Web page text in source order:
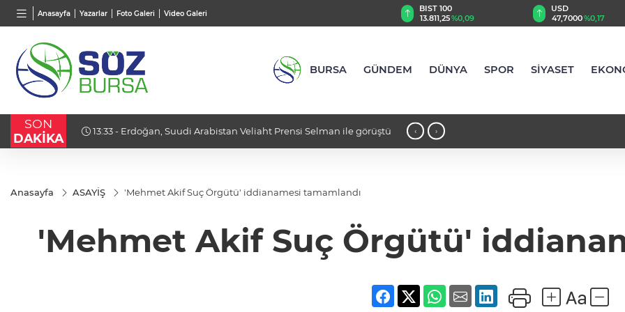
Anasayfa Yazarlar Foto Galeri Video Galeri
BGN
27,9743%-0,22
VND
0,0018%0,19
BIST 100
13.811,25%0,09
USD
47,7000%0,17
BURSA GÜNDEM DÜNYA SPOR SİYASET
SON
DAKİKA
13:33 - Erdoğan, Suudi Arabistan Veliaht Prensi Selman ile görüştü 13:30 - Ömer Kızıl müjdeyi verdi:
‹ ›
Anasayfa ASAYİŞ 'Mehmet Akif Suç Örgütü' iddianamesi tamamlandı
'Mehmet Akif Suç Örgütü'